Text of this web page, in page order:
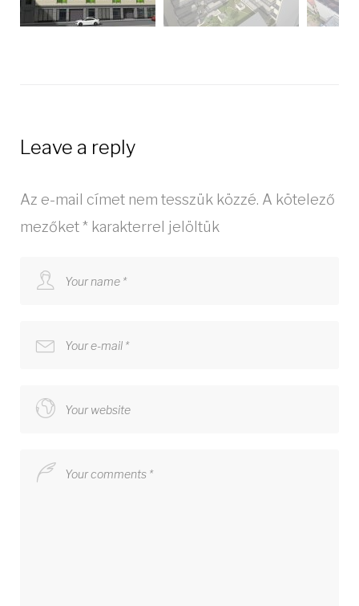
Leave a reply
Az e-mail címet nem tesszük közzé. A kötelező
mezőket* karakterrel jelöltük